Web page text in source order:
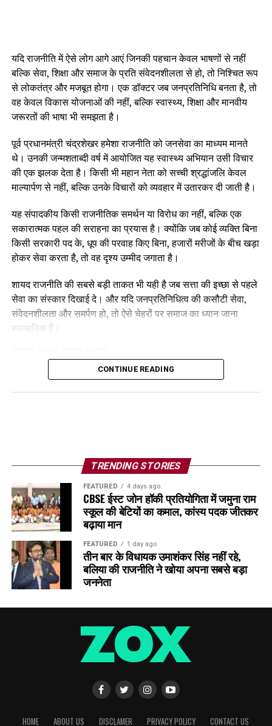
यदि राजनीति में ऐसे लोग आगे आएं जिनकी पहचान केवल भाषणों से नहीं
बल्कि सेवा, शिक्षा और समाज के प्रति संवेदनशीलता से हो, तो निश्चित रूप
से लोकतंत्र और मजबूत होगा। एक डॉक्टर जब जनप्रतिनिधि बनता है, तो
वह केवल विकास योजनाओं की नहीं, बल्कि स्वास्थ्य, शिक्षा और मानवीय
जरूरतों की भाषा भी समझता है।
पूर्व प्रधानमंत्री चंद्रशेखर हमेशा राजनीति को जनसेवा का माध्यम मानते
थे। उनकी जन्मशताब्दी वर्ष में आयोजित यह स्वास्थ्य अभियान उसी विचार
की एक झलक देता है। किसी भी महान नेता को सच्ची श्रद्धांजलि केवल
माल्यार्पण से नहीं, बल्कि उनके विचारों को व्यवहार में उतारकर दी जाती है।
यह संपादकीय किसी राजनीतिक समर्थन या विरोध का नहीं, बल्कि एक
सकारात्मक पहल की सराहना का प्रयास है। क्योंकि जब कोई व्यक्ति बिना
किसी सरकारी पद के, धूप की परवाह किए बिना, हजारों मरीजों के बीच खड़ा
होकर सेवा करता है, तो वह दृश्य उम्मीद जगाता है।
शायद राजनीति की सबसे बड़ी ताकत भी यही है जब सत्ता की इच्छा से पहले
सेवा का संस्कार दिखाई दे। और यदि जनप्रतिनिधित्व की कसौटी सेवा,
संवेदनशीलता और समर्पण हो, तो ऐसे चेहरों पर समाज का ध्यान जाना
स्वाभाविक है।
Facebook
Twitter
WhatsApp
Share
CONTINUE READING
TRENDING STORIES
FEATURED 4 days ago
CBSE ईस्ट जोन हॉकी प्रतियोगिता में जमुना राम
स्कूल की बेटियों का कमाल, कांस्य पदक जीतकर
बढ़ाया मान
FEATURED 1 day ago
तीन बार के विधायक उमाशंकर सिंह नहीं रहे,
बलिया की राजनीति ने खोया अपना सबसे बड़ा
जननेता
HOME ABOUT US DISCLAMER PRIVACY POLICY CONTACT US